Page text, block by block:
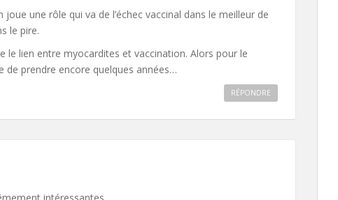
joue une rôle qui va de l’échec vaccinal dans le meilleur de
le pire.
le lien entre myocardites et vaccination. Alors pour le
de prendre encore quelques années…
RÉPONDRE